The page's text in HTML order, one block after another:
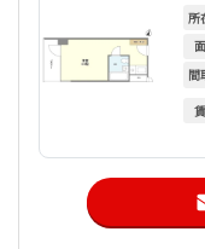
所
間